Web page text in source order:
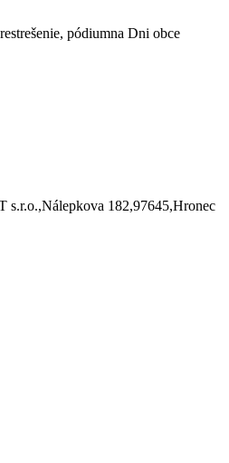
pódiumna Dni obce
182,97645,Hronec